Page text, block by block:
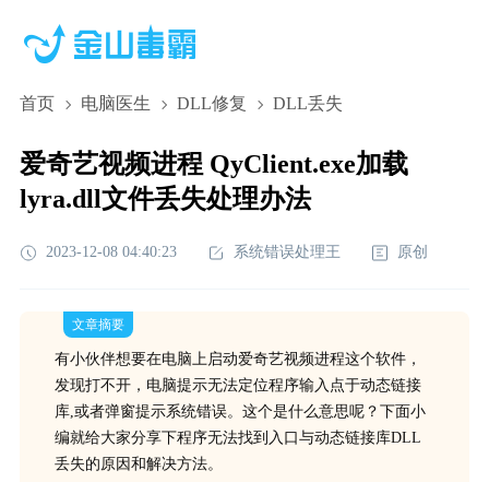
首页 电脑医生 DLL修复 DLL丢失
爱奇艺视频进程 QyClient.exe加载
lyra.dll文件丢失处理办法
2023-12-08 04:40:23 系统错误处理王 原创
文章摘要
有小伙伴想要在电脑上启动爱奇艺视频进程这个软件，
发现打不开，电脑提示无法定位程序输入点于动态链接
库,或者弹窗提示系统错误。这个是什么意思呢？下面小
编就给大家分享下程序无法找到入口与动态链接库DLL
丢失的原因和解决方法。